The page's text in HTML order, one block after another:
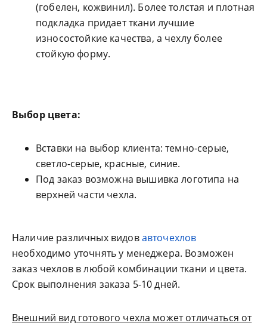
(гобелен, кожвинил). Более толстая и плотная
подкладка придает ткани лучшие
износостойкие качества, а чехлу более
стойкую форму.
Выбор цвета:
Вставки на выбор клиента: темно-серые,
светло-серые, красные, синие.
Под заказ возможна вышивка логотипа на
верхней части чехла.
Наличие различных видовавточехлов
необходимо уточнять у менеджера. Возможен
заказ чехлов в любой комбинации ткани и цвета.
Срок выполнения заказа 5-10 дней.
Внешний вид готового чехла может отличаться от